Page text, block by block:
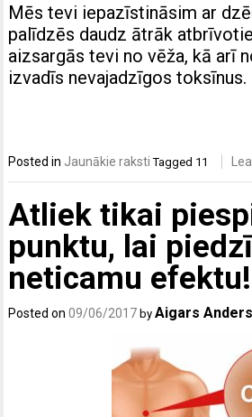
Mēs tevi iepazīstināsim ar
palīdzēs daudz ātrāk
aizsargās tevi no vēža, kā arī
izvadīs nevajadzīgos toksīnus.
Posted in Jaunākie raksti Tagged 11
Atliek tikai
punktu, lai
neticamu efektu!
Posted on09/06/2017 byAigars